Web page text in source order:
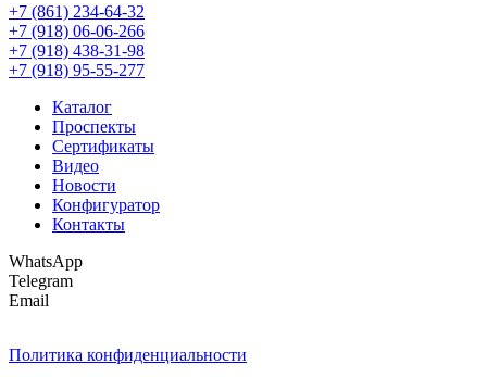
+7 (861) 234-64-32
+7 (918) 06-06-266
+7 (918) 438-31-98
+7 (918) 95-55-277
Каталог
Проспекты
Сертификаты
Видео
Новости
Конфигуратор
Контакты
WhatsApp
Telegram
Email
Политика конфиденциальности